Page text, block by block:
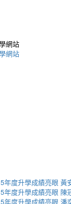
網站
網站
度升學成績亮眼 黃
度升學成績亮眼 陳
度升學成績亮眼 潘